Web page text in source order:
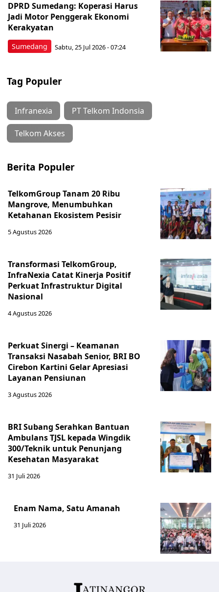
Sumedang
DPRD Sumedang: Koperasi Harus
Jadi Motor Penggerak Ekonomi
Kerakyatan
Sabtu, 25 Jul 2026 - 07:24
Tag Populer
Infranexia PT Telkom Indonsia
Telkom Akses
Berita Populer
TelkomGroup Tanam 20 Ribu
Mangrove, Menumbuhkan
Ketahanan Ekosistem Pesisir
5 Agustus 2026
Transformasi TelkomGroup,
InfraNexia Catat Kinerja Positif
Perkuat Infrastruktur Digital
Nasional
4 Agustus 2026
Perkuat Sinergi – Keamanan
Transaksi Nasabah Senior, BRI BO
Cirebon Kartini Gelar Apresiasi
Layanan Pensiunan
3 Agustus 2026
BRI Subang Serahkan Bantuan
Ambulans TJSL kepada Wingdik
300/Teknik untuk Penunjang
Kesehatan Masyarakat ​
31 Juli 2026
Enam Nama, Satu Amanah
31 Juli 2026